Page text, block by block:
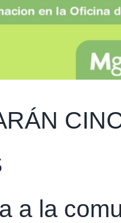
a la